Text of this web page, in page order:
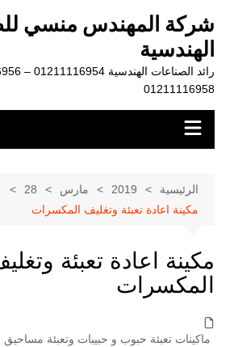
المحتوى
شركة المهندس منسي
الهندسية
01211116958
الرئيسية 2019 مارس
28
مكينة اعادة تعبئة وتغليف المكسرات
مكينة اعادة تعبئة
المكسرات
ماكينات تعبئة حبوب و حبيبات وتعبئة